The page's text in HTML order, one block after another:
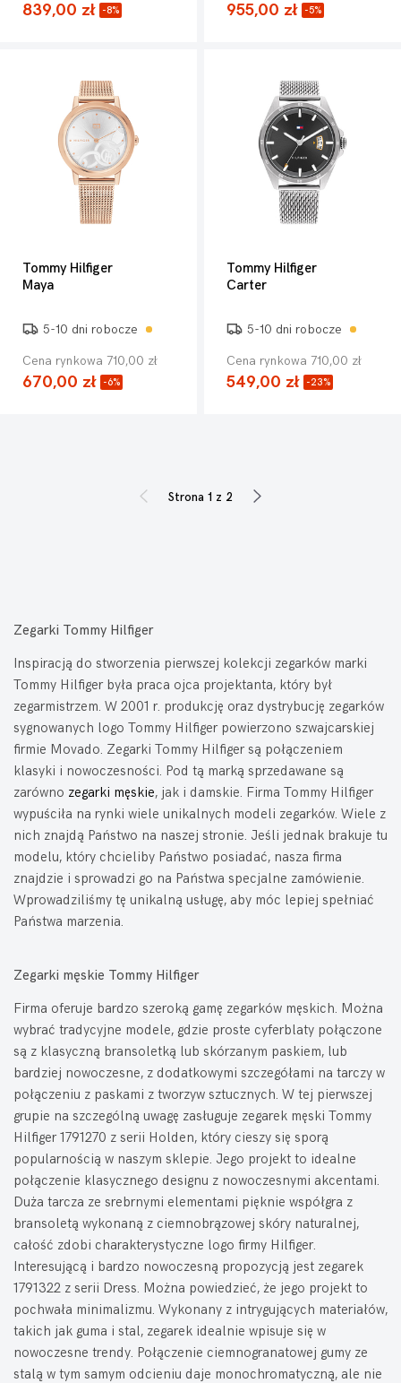
839,00 zł -8% 955,00 zł -5%
Tommy Hilfiger
Maya
5-10 dni robocze
Cena rynkowa 710,00 zł
670,00 zł -6%
Tommy Hilfiger
Carter
5-10 dni robocze
Cena rynkowa 710,00 zł
549,00 zł -23%
Strona 1 z 2
Zegarki Tommy Hilfiger
Inspiracją do stworzenia pierwszej kolekcji zegarków marki
Tommy Hilfiger była praca ojca projektanta, który był
zegarmistrzem. W 2001 r. produkcję oraz dystrybucję zegarków
sygnowanych logo Tommy Hilfiger powierzono szwajcarskiej
firmie Movado. Zegarki Tommy Hilfiger są połączeniem
klasyki i nowoczesności. Pod tą marką sprzedawane są
zarówno zegarki męskie, jak i damskie. Firma Tommy Hilfiger
wypuściła na rynki wiele unikalnych modeli zegarków. Wiele z
nich znajdą Państwo na naszej stronie. Jeśli jednak brakuje tu
modelu, który chcieliby Państwo posiadać, nasza firma
znajdzie i sprowadzi go na Państwa specjalne zamówienie.
Wprowadziliśmy tę unikalną usługę, aby móc lepiej spełniać
Państwa marzenia.
Zegarki męskie Tommy Hilfiger
Firma oferuje bardzo szeroką gamę zegarków męskich. Można
wybrać tradycyjne modele, gdzie proste cyferblaty połączone
są z klasyczną bransoletką lub skórzanym paskiem, lub
bardziej nowoczesne, z dodatkowymi szczegółami na tarczy w
połączeniu z paskami z tworzyw sztucznych. W tej pierwszej
grupie na szczególną uwagę zasługuje zegarek męski Tommy
Hilfiger 1791270 z serii Holden, który cieszy się sporą
popularnością w naszym sklepie. Jego projekt to idealne
połączenie klasycznego designu z nowoczesnymi akcentami.
Duża tarcza ze srebrnymi elementami pięknie współgra z
bransoletą wykonaną z ciemnobrązowej skóry naturalnej,
całość zdobi charakterystyczne logo firmy Hilfiger.
Interesującą i bardzo nowoczesną propozycją jest zegarek
1791322 z serii Dress. Można powiedzieć, że jego projekt to
pochwała minimalizmu. Wykonany z intrygujących materiałów,
takich jak guma i stal, zegarek idealnie wpisuje się w
nowoczesne trendy. Połączenie ciemnogranatowej gumy ze
stalą w tym samym odcieniu daje monochromatyczną, ale nie